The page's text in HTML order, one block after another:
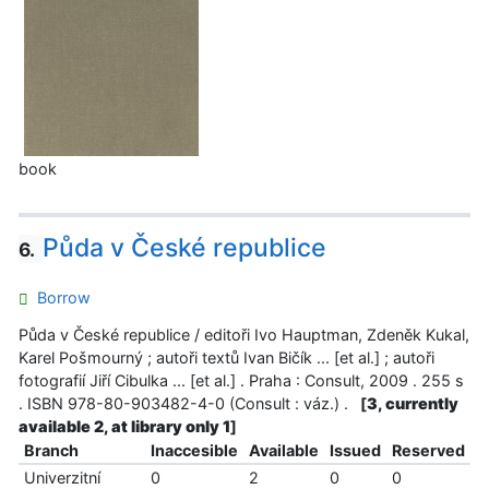
book
6. Půda v České republice
Borrow
Půda v České republice / editoři Ivo Hauptman, Zdeněk Kukal,
Karel Pošmourný ; autoři textů Ivan Bičík ... [et al.] ; autoři
fotografií Jiří Cibulka ... [et al.] . Praha : Consult, 2009 . 255 s
. ISBN 978-80-903482-4-0 (Consult : váz.) .
[3, currently
available 2, at library only 1]
Branch
Inaccesible Available Issued
Reserved
Univerzitní
0 2 0 0